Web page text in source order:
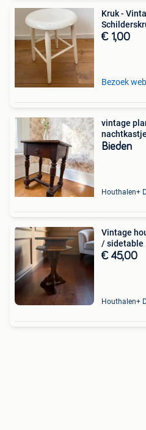
Kruk -
€ 1,00
Bezoek
vintage
nachtkastje
Bieden
Vintage
/ sidetable
€ 45,00